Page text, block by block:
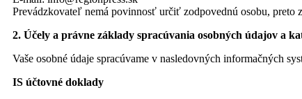
Prevádzkovateľ nemá povinnosť určiť zodpovednú osobu, preto
2. Účely a právne základy spracúvania osobných údajov a
Vaše osobné údaje spracúvame v nasledovných informačných
IS účtovné doklady